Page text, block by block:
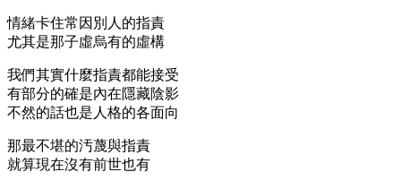
情緒卡住常因別人的指責
尤其是那子虛烏有的虛構
我們其實什麼指責都能接受
有部分的確是內在隱藏陰影
不然的話也是人格的各面向
那最不堪的汚蔑與指責
就算現在沒有前世也有